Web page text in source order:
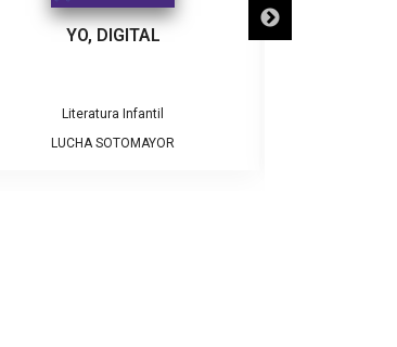
YO, DIGITAL
Literatura Infantil
LUCHA SOTOMAYOR
LA CIUDAD